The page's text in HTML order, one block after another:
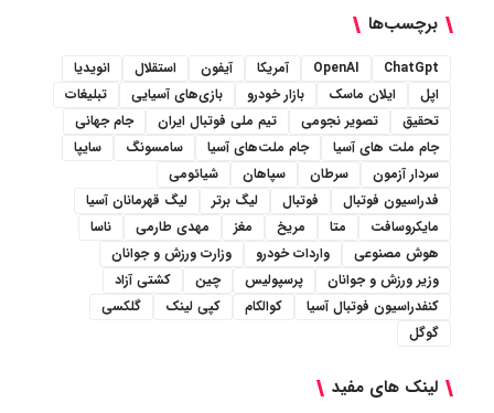
برچسب‌ها
ChatGpt
OpenAI آمریکا آیفون استقلال
انویدیا
اپل
ایلان ماسک بازار خودرو بازی‌های آسیایی
تبلیغات
تحقیق
تصویر نجومی تیم ملی فوتبال ایران
جام جهانی
جام ملت های آسیا
جام ملت‌های آسیا سامسونگ
سایپا
سردار آزمون
سرطان سپاهان
شیائومی
فدراسیون فوتبال
فوتبال لیگ برتر
لیگ قهرمانان آسیا
مایکروسافت
متا مریخ مغز مهدی طارمی
ناسا
هوش مصنوعی
واردات خودرو
وزارت ورزش و جوانان
وزیر ورزش و جوانان
پرسپولیس چین
کشتی آزاد
کنفدراسیون فوتبال آسیا
کوالکام کپی لینک
گلکسی
گوگل
لینک های مفید